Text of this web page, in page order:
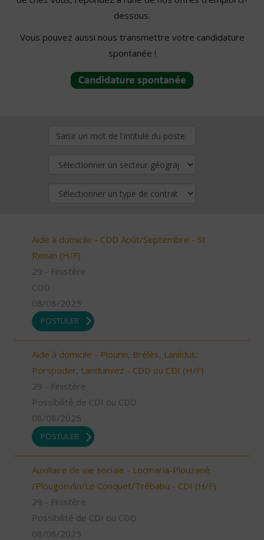
dessous.
Vous pouvez aussi nous transmettre votre candidature
spontanée !
Aide à domicile - CDD Août/Septembre - St
Renan (H/F)
29 - Finistère
CDD
08/08/2025
POSTULER
Aide à domicile - Plourin, Brélès, Lanildut,
Porspoder, Landunvez - CDD ou CDI (H/F)
29 - Finistère
Possibilité de CDI ou CDD
08/08/2025
POSTULER
Auxiliaire de vie sociale - Locmaria-Plouzané
/Plougonvlin/Le Conquet/Trébabu - CDI (H/F)
29 - Finistère
Possibilité de CDI ou CDD
08/08/2025